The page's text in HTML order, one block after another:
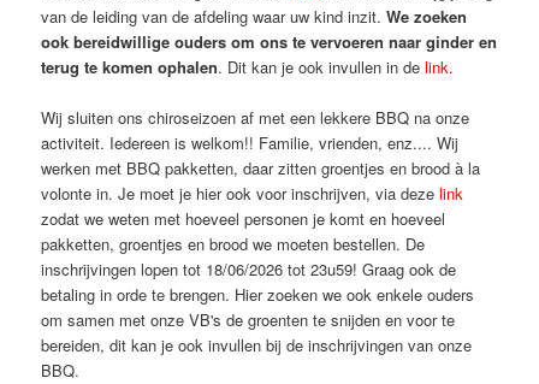
zie bio
Die staat ook in onze bio op Instagram!
#burger
lover #boycotmcdonalds
burgertime burgers
Photo
View on Facebook · Share
van de leiding van de afdeling waar uw kind inzit. We zoeken
ook bereidwillige ouders om ons te vervoeren naar ginder en
terug te komen ophalen. Dit kan je ook invullen in delink.
Wij sluiten ons chiroseizoen af met een lekkere BBQ na onze
activiteit. Iedereen is welkom!! Familie, vrienden, enz.... Wij
werken met BBQ pakketten, daar zitten groentjes en brood à la
volonte in. Je moet je hier ook voor inschrijven, via dezelink
zodat we weten met hoeveel personen je komt en hoeveel
pakketten, groentjes en brood we moeten bestellen. De
inschrijvingen lopen tot 18/06/2026 tot 23u59! Graag ook de
betaling in orde te brengen. Hier zoeken we ook enkele ouders
om samen met onze VB's de groenten te snijden en voor te
bereiden, dit kan je ook invullen bij de inschrijvingen van onze
BBQ.